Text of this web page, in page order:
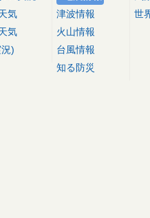
気
気
)
津波情報
火山情報
台風情報
知る防災
世